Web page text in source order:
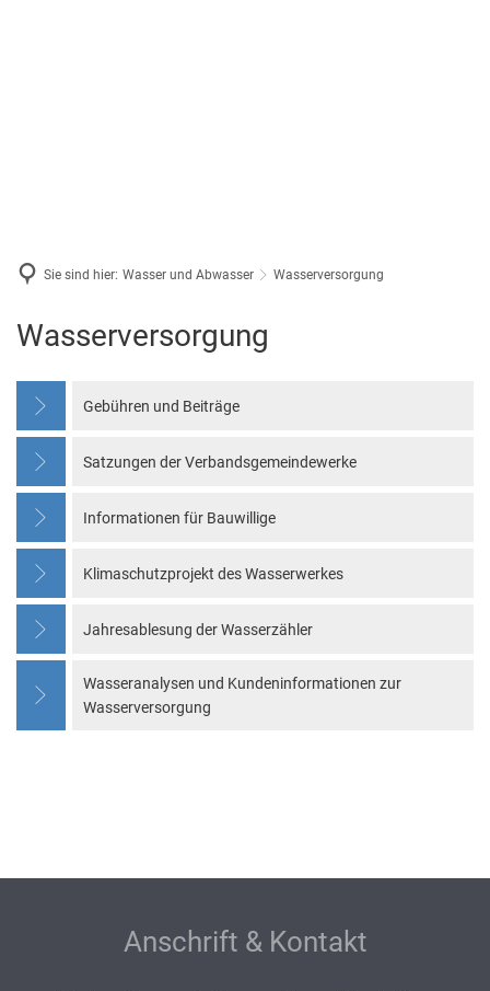
Sie sind hier: Wasser und Abwasser Wasserversorgung
Wasserversorgung
Wasserversorgung
Gebühren und Beiträge
Satzungen der Verbandsgemeindewerke
Informationen für Bauwillige
Klimaschutzprojekt des Wasserwerkes
Jahresablesung der Wasserzähler
Wasseranalysen und Kundeninformationen zur
Wasserversorgung
Anschrift & Kontakt